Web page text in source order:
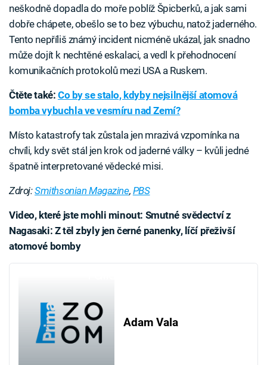
neškodně dopadla do moře poblíž Špicberků, a jak sami
dobře chápete, obešlo se to bez výbuchu, natož jaderného.
Tento nepříliš známý incident nicméně ukázal, jak snadno
může dojít k nechtěné eskalaci, a vedl k přehodnocení
komunikačních protokolů mezi USA a Ruskem.
Čtěte také: Co by se stalo, kdyby nejsilnější atomová
bomba vybuchla ve vesmíru nad Zemí?
Místo katastrofy tak zůstala jen mrazivá vzpomínka na
chvíli, kdy svět stál jen krok od jaderné války – kvůli jedné
špatně interpretované vědecké misi.
Zdroj:Smithsonian Magazine, PBS
Video, které jste mohli minout: Smutné svědectví z
Nagasaki: Z těl zbyly jen černé panenky, líčí přeživší
atomové bomby
Adam Vala